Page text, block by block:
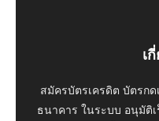
เ
สมัครบัตรเครดิต บัตรก
ธนาคาร ในระบบ อนุมัติ